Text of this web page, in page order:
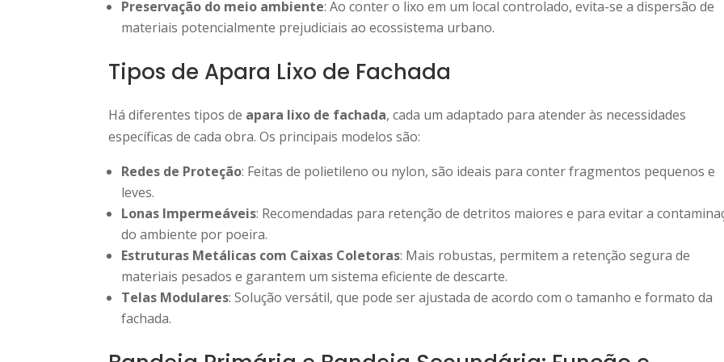
Preservação do meio ambiente: Ao conter o lixo em um local controlado, evita-se a dispersão de
materiais potencialmente prejudiciais ao ecossistema urbano.
Tipos de Apara Lixo de Fachada
Há diferentes tipos de apara lixo de fachada, cada um adaptado para atender às necessidades
específicas de cada obra. Os principais modelos são:
Redes de Proteção: Feitas de polietileno ou nylon, são ideais para conter fragmentos pequenos e
leves.
Lonas Impermeáveis: Recomendadas para retenção de detritos maiores e para evitar a
do ambiente por poeira.
Estruturas Metálicas com Caixas Coletoras: Mais robustas, permitem a retenção segura de
materiais pesados e garantem um sistema eficiente de descarte.
Telas Modulares: Solução versátil, que pode ser ajustada de acordo com o tamanho e formato da
fachada.